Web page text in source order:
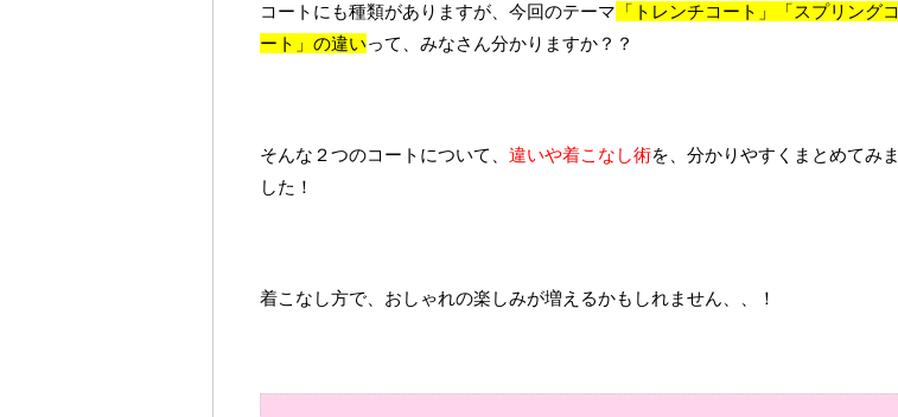
コートにも種類がありますが、今回のテーマ 「トレンチコート」「スプリングコ
ート」の違いって、みなさん分かりますか？？
そんな２つのコートについて、 違いや着こなし術を、分かりやすくまとめてみま
した！
着こなし方で、おしゃれの楽しみが増えるかもしれません、、！